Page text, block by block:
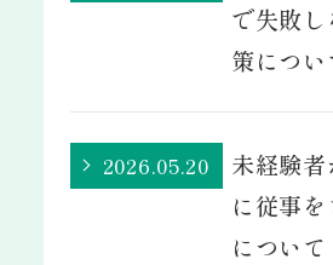
で失敗
策につい
2026.05.20
未経験
に従事
について